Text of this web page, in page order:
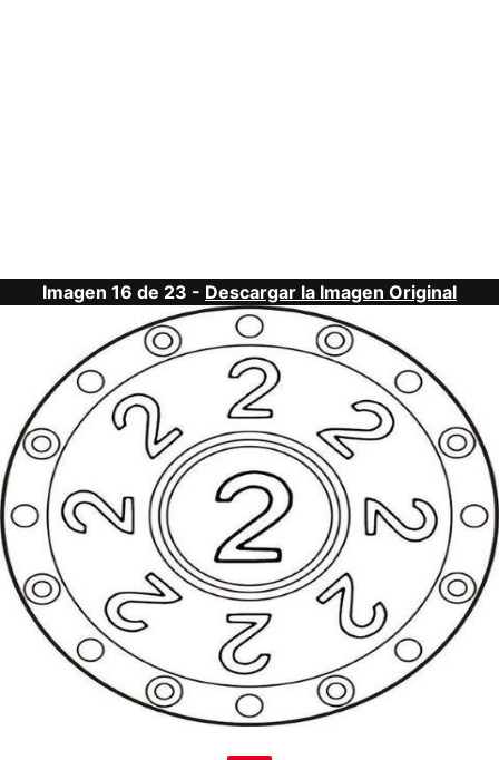
Imagen 16 de 23 - Descargar la Imagen Original